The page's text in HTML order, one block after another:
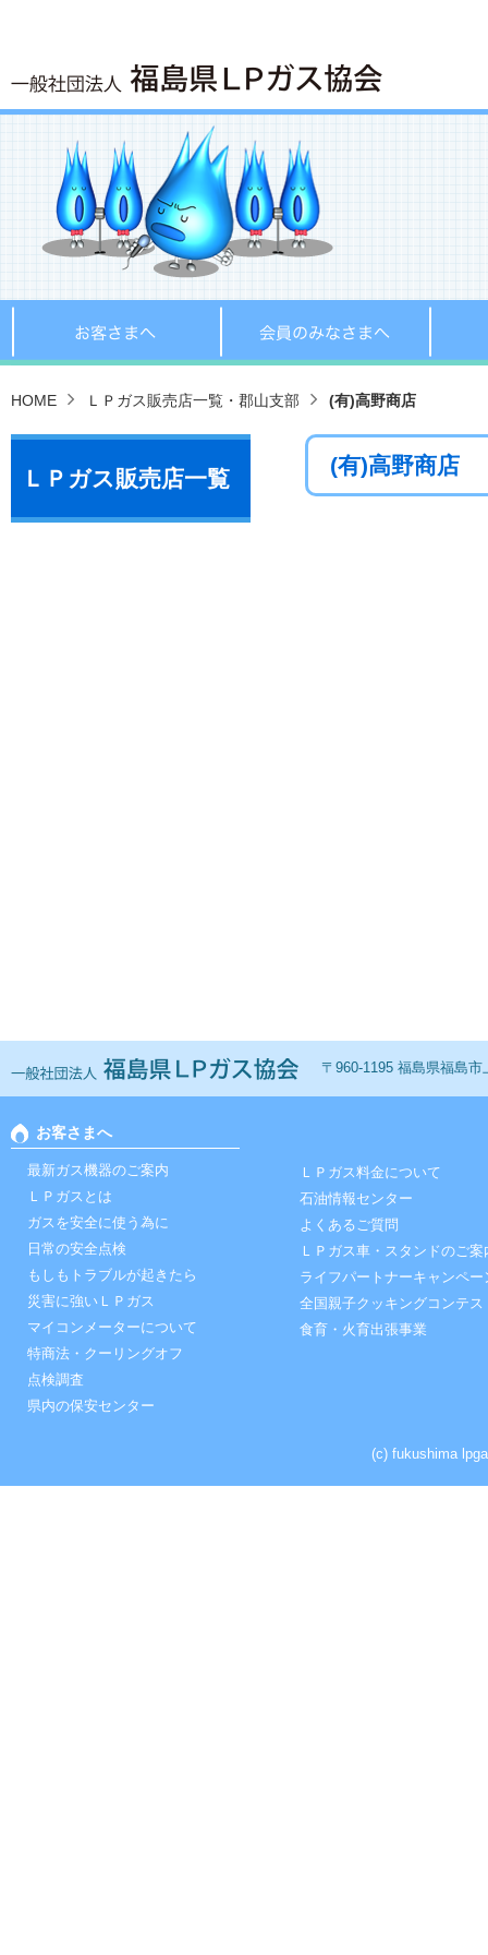
お客さまへ 会員の
HOME ＬＰガス販売店一覧・郡山支部 (有)高野商店
(有)高野商店
ＬＰガス販売店一覧
一般社団法人 福島ＬＰ
〒960-1195 福島県福島
お客さまへ
最新ガス機器のご案内
ＬＰガスとは
ガスを安全に使う為に
日常の安全点検
もしもトラブルが起きたら
災害に強いＬＰガス
マイコンメーターについて
特商法・クーリングオフ
点検調査
県内の保安センター
ＬＰガス料金について
石油情報センター
よくあるご質問
ＬＰガス車・スタンドのご案
ライフパートナーキャンペー
全国親子クッキングコンテス
食育・火育出張事業
(c) fukushima